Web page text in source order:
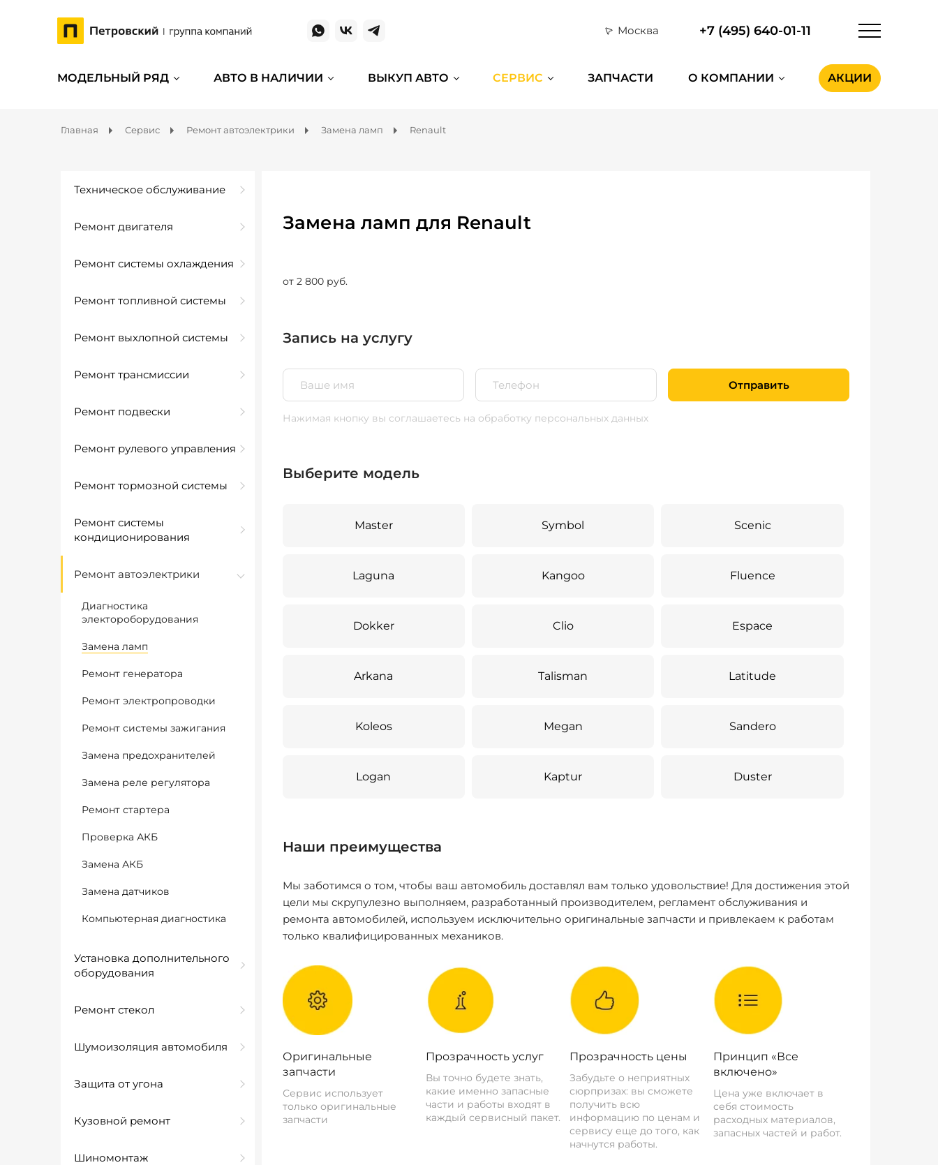
Москва +7 (495) 640-01-11
МОДЕЛЬНЫЙ РЯД АВТО В НАЛИЧИИ ВЫКУП АВТО СЕРВИС ЗАПЧАСТИ О КОМПАНИИ АКЦИИ
Главная Сервис Ремонт автоэлектрики Замена ламп Renault
Техническое обслуживание
Ремонт двигателя
Ремонт системы охлаждения
Ремонт топливной системы
Ремонт выхлопной системы
Ремонт трансмиссии
Ремонт подвески
Ремонт рулевого управления
Ремонт тормозной системы
Ремонт системы
кондиционирования
Ремонт автоэлектрики
Диагностика
электороборудования
Замена ламп
Ремонт генератора
Ремонт электропроводки
Ремонт системы зажигания
Замена предохранителей
Замена реле регулятора
Ремонт стартера
Проверка АКБ
Замена АКБ
Замена датчиков
Компьютерная диагностика
Установка дополнительного
оборудования
Ремонт стекол
Шумоизоляция автомобиля
Защита от угона
Кузовной ремонт
Шиномонтаж
Замена ламп для Renault
от 2 800 руб.
Запись на услугу
Отправить
Нажимая кнопку вы соглашаетесь на обработку персональных данных
Выберите модель
Master Symbol Scenic
Laguna Kangoo Fluence
Dokker Clio Espace
Arkana Talisman Latitude
Koleos Megan Sandero
Logan Kaptur Duster
Наши преимущества
Мы заботимся о том, чтобы ваш автомобиль доставлял вам только удовольствие! Для достижения этой
цели мы скрупулезно выполняем, разработанный производителем, регламент обслуживания и
ремонта автомобилей, используем исключительно оригинальные запчасти и привлекаем к работам
только квалифицированных механиков.
Оригинальные
запчасти
Сервис использует
только оригинальные
запчасти
Прозрачность услуг
Вы точно будете знать,
какие именно запасные
части и работы входят в
каждый сервисный пакет.
Прозрачность цены
Забудьте о неприятных
сюрпризах: вы сможете
получить всю
информацию по ценам и
сервису еще до того, как
начнутся работы.
Принцип «Все
включено»
Цена уже включает в
себя стоимость
расходных материалов,
запасных частей и работ.